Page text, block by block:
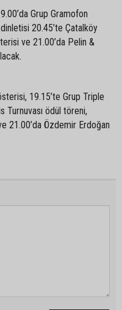
Grup Gramofon
20.45’te Çatalköy
ve 21.00’da Pelin &
19.15’te Grup Triple
Turnuvası ödül töreni,
21.00’da Özdemir Erdoğan